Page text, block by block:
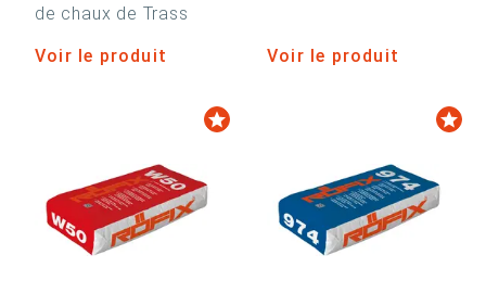
de chaux de Trass
Voir le produit Voir le produit